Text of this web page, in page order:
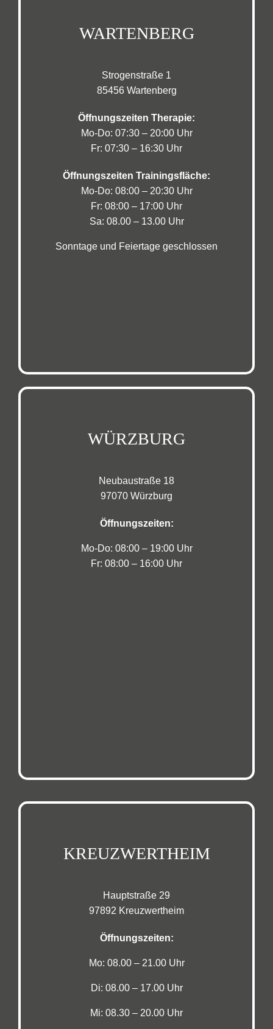
WARTENBERG
Strogenstraße 1
85456 Wartenberg
Öffnungszeiten Therapie:
Mo-Do: 07:30 – 20:00 Uhr
Fr: 07:30 – 16:30 Uhr
Öffnungszeiten Trainingsfläche:
Mo-Do: 08:00 – 20:30 Uhr
Fr: 08:00 – 17:00 Uhr
Sa: 08.00 – 13.00 Uhr
Sonntage und Feiertage geschlossen
WÜRZBURG
Neubaustraße 18
97070 Würzburg
Öffnungszeiten:
Mo-Do: 08:00 – 19:00 Uhr
Fr: 08:00 – 16:00 Uhr
KREUZWERTHEIM
Hauptstraße 29
97892 Kreuzwertheim
Öffnungszeiten:
Mo: 08.00 – 21.00 Uhr
Di: 08.00 – 17.00 Uhr
Mi: 08.30 – 20.00 Uhr